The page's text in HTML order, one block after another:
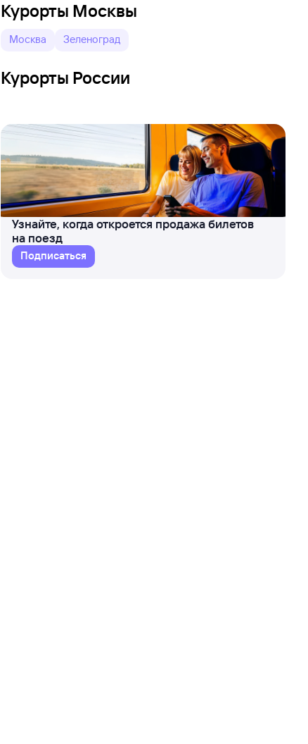
Курорты Москвы
Москва Зеленоград
Курорты России
Узнайте, когда откроется продажа билетов
на поезд
Подписаться